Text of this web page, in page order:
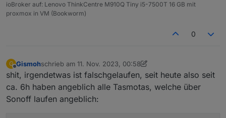
ioBroker auf: Lenovo ThinkCentre M910Q Tiny i5-7500T 16 GB mit
proxmox in VM (Bookworm)
0
G
Offline
Gismohschrieb am 11. Nov. 2023, 00:58
zuletzt editiert von Gismoh11. Nov. 2023, 02:22
shit, irgendetwas ist falschgelaufen, seit heute also seit
ca. 6h haben angeblich alle Tasmotas, welche über
Sonoff laufen angeblich: